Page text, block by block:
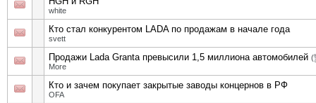
white
Кто стал конкурентом LADA по продажам в начале года
svett
Продажи Lada Granta превысили 1,5 миллиона автомобилей (
More
Кто и зачем покупает закрытые заводы концернов в РФ
OFA